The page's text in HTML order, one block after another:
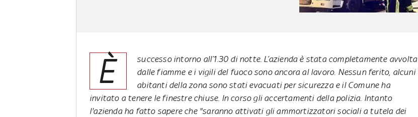
È
successo intorno all’1.30 di notte. L’azienda è stata completamente avvolta
dalle fiamme e i vigili del fuoco sono ancora al lavoro. Nessun ferito, alcuni
abitanti della zona sono stati evacuati per sicurezza e il Comune ha
invitato a tenere le finestre chiuse. In corso gli accertamenti della polizia. Intanto
l'azienda ha fatto sapere che "saranno attivati gli ammortizzatori sociali a tutela dei